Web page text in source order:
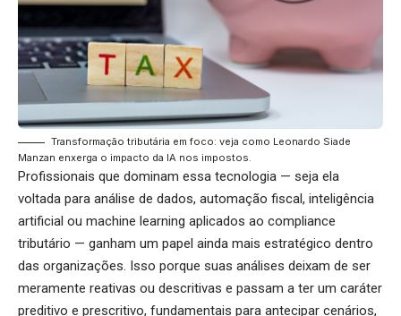
Transformação tributária em foco: veja como Leonardo Siade
Manzan enxerga o impacto da IA nos impostos.
Profissionais que dominam essa tecnologia — seja ela
voltada para análise de dados, automação fiscal, inteligência
artificial ou machine learning aplicados ao compliance
tributário — ganham um papel ainda mais estratégico dentro
das organizações. Isso porque suas análises deixam de ser
meramente reativas ou descritivas e passam a ter um caráter
preditivo e prescritivo, fundamentais para antecipar cenários,